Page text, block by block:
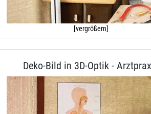
[vergrößern]
Deko-Bild in 3D-Optik -